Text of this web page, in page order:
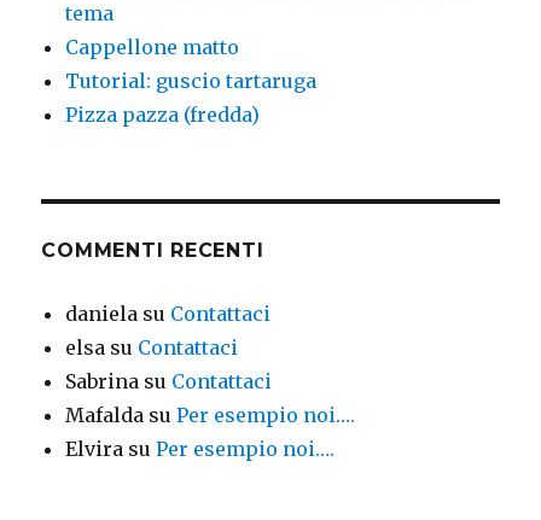
tema
Cappellone matto
Tutorial: guscio tartaruga
Pizza pazza (fredda)
COMMENTI RECENTI
daniela su Contattaci
elsa su Contattaci
Sabrina su Contattaci
Mafalda suPer esempio noi….
Elvira suPer esempio noi….